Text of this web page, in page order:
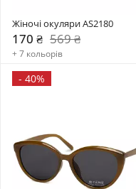
Жіночі окуляри AS2180
170 ₴ 569 ₴
+ 7 кольорів
- 40%